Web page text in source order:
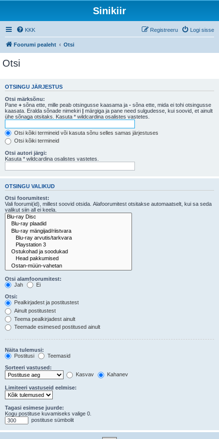
Sinikiir
KKK Logi sisse
Registreeru
Foorumi pealeht Otsi
Otsi
OTSINGU JÄRJESTUS
Otsi märksõnu:
Pane + sõna ette, mille peab otsingusse kaasama ja - sõna ette, mida ei tohi otsingusse
kaasata. Eralda sõnade nimekiri | märgiga ja pane need sulgudesse, kui soovid, et ainult
ühe sõnaga otsitaks. Kasuta * wildcardina osalistes vastetes.
Otsi kõiki termineid või kasuta sõnu selles samas järjestuses
Otsi kõiki termineid
Otsi autori järgi:
Kasuta * wildcardina osalistes vastetes.
OTSINGU VALIKUD
Otsi foorumitest:
Vali foorumi(id), millest soovid otsida. Alafoorumitest otsitakse automaatselt, kui sa seda
valikut siin all ei keela.
Otsi alamfoorumitest:
Jah
Ei
Otsi:
Pealkirjadest ja postitustest
Ainult postitustest
Teema pealkirjadest ainult
Teemade esimesed postitused ainult
Näita tulemusi:
Postitusi
Teemasid
Sorteeri vastused:
Kasvav
Kahanev
Limiteeri vastuseid eelmise:
Tagasi esimese juurde:
Kogu postituse kuvamiseks valige 0.
postituse sümbolit